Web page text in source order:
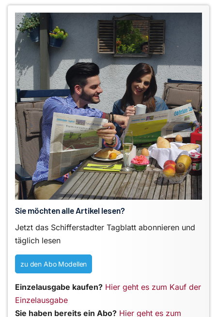
Sie möchten alle Artikel lesen?
Jetzt das Schifferstadter Tagblatt abonnieren und
täglich lesen
zu den Abo Modellen
Einzelausgabe kaufen? Hier geht es zum Kauf der
Einzelausgabe
Sie haben bereits ein Abo? Hier geht es zum